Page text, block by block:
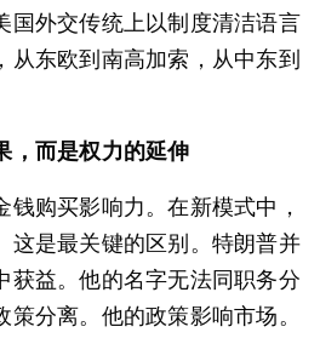
国外交传统上以制度清洁语言
从东欧到南高加索，从中东到
，而是权力的延伸
购买影响力。在新模式中，
这是最关键的区别。特朗普并
获益。他的名字无法同职务分
分离。他的政策影响市场。